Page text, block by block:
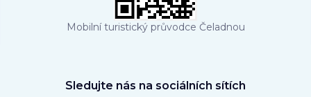
Mobilní turistický průvodce Čeladnou
Sledujte nás na sociálních sítích